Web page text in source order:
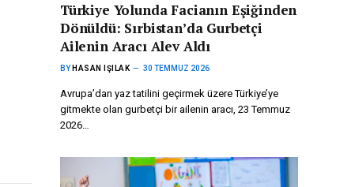
Türkiye Yolunda Facianın Eşiğinden
Dönüldü: Sırbistan’da Gurbetçi
Ailenin Aracı Alev Aldı
BY HASAN IŞILAK 30 TEMMUZ 2026
Avrupa’dan yaz tatilini geçirmek üzere Türkiye’ye
gitmekte olan gurbetçi bir ailenin aracı, 23 Temmuz
2026…